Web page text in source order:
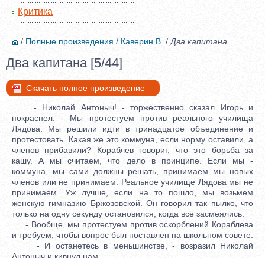
Критика
/ Полные произведения / Каверин В. / Два капитана
Два капитана [5/44]
Скачать полное произведение
- Николай Антоныч! - торжественно сказал Игорь и
покраснел. - Мы протестуем против реального училища
Лядова. Мы решили идти в тринадцатое объединение и
протестовать. Какая же это коммуна, если норму оставили, а
членов прибавили? Кораблев говорит, что это борьба за
кашу. А мы считаем, что дело в принципе. Если мы -
коммуна, мы сами должны решать, принимаем мы новых
членов или не принимаем. Реальное училище Лядова мы не
принимаем. Уж лучше, если на то пошло, мы возьмем
женскую гимназию Бржозовской. Он говорил так пылко, что
только на одну секунду остановился, когда все засмеялись.
- Вообще, мы протестуем против оскорблений Кораблева
и требуем, чтобы вопрос был поставлен на школьном совете.
- И останетесь в меньшинстве, - возразил Николай
Антоныч и кивнул нам.